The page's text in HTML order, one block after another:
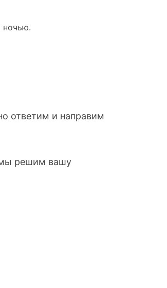
ночью.
ответим и направим
мы решим вашу